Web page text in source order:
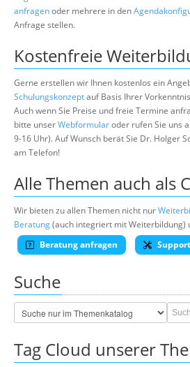
anfragenoder mehrere in den
Anfrage stellen.
Kostenfreie
Gerne erstellen wir Ihnen kostenlos ein
Schulungskonzeptauf Basis Ihrer
Auch wenn Sie Preise und freie Termine
bitte unserWebformularoder rufen Sie uns
9-16 Uhr). Auf Wunsch berät Sie Dr. Holger
am Telefon!
Alle Themen auch als
Wir bieten zu allen Themen nicht nur
Beratung(auch integriert mit Weiterbildung)
Beratung anfragen
Suche
Tag Cloud unserer